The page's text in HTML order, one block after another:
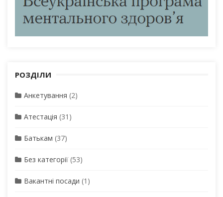
РОЗДІЛИ
Анкетування (2)
Атестація (31)
Батькам (37)
Без категорії (53)
Вакантні посади (1)